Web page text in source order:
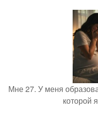
Мне 27. У меня
которой